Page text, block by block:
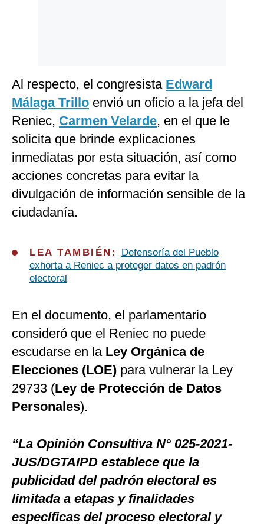
Al respecto, el congresista Edward
Málaga Trillo envió un oficio a la jefa del
Reniec, Carmen Velarde, en el que le
solicita que brinde explicaciones
inmediatas por esta situación, así como
acciones concretas para evitar la
divulgación de información sensible de la
ciudadanía.
LEA TAMBIÉN:
Defensoría del Pueblo
exhorta a Reniec a proteger datos en padrón
electoral
En el documento, el parlamentario
consideró que el Reniec no puede
escudarse en la Ley Orgánica de
Elecciones (LOE) para vulnerar la Ley
29733 (Ley de Protección de Datos
Personales).
“La Opinión Consultiva N° 025-2021-
JUS/DGTAIPD establece que la
publicidad del padrón electoral es
limitada a etapas y finalidades
específicas del proceso electoral y